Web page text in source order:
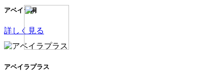
アベイラ銅
詳しく見る
アベイラプラス